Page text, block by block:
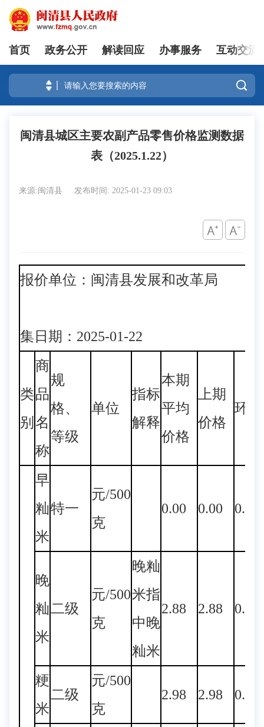
登录
首页 政务公开 解读回应 办事服务 互动交流

闽清县城区主要农副产品零售价格监测数据
表（2025.1.22）
来源:闽清县 发布时间: 2025-01-23 09:03
报价单位：闽清县发展和改革
集日期：2025-01-22
类
别
商
品
名
称
规
格、
等级
单位
指标
解释
本期
平均
价格
上期
价格
环比
早
籼
米
特一
元/500
克
0.00 0.00 0.00
晚
籼
米
二级
元/500
克
晚籼
米指
中晚
籼米
2.88 2.88 0.00
粳
米
二级
元/500
克
2.98 2.98 0.00